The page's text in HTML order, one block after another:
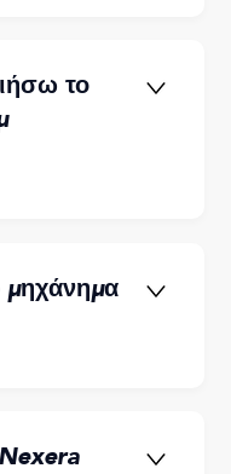
σύντομα!
το
μηχάνημα